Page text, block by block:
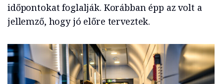
időpontokat foglalják. Korábban épp az volt a
jellemző, hogy jó előre terveztek.